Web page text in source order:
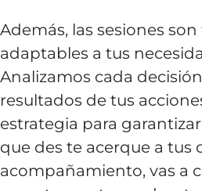
Además, las sesiones
adaptables a tus
Analizamos cada
resultados de tus
estrategia para
que des te acerque a tus
acompañamiento, vas a